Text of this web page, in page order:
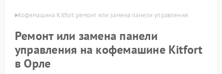
Кофемашина Kitfort ремонт или замена панели управления
Ремонт или замена панели
управления на кофемашине Kitfort
в Орле